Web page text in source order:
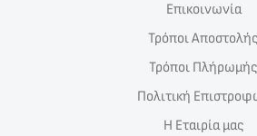
Επικοινωνία
Τρόποι Αποστολής
Τρόποι Πλήρωμής
Πολιτική
Η Εταιρία μας